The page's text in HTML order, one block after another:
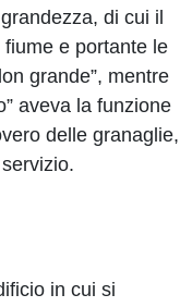
di cui il
e portante le
grande”, mentre
aveva la funzione
delle granaglie,
in cui si